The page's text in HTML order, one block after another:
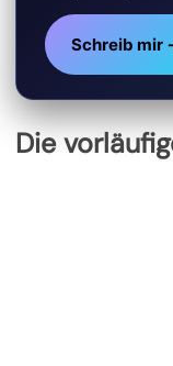
Schreib mir
Die